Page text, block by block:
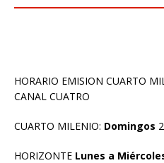
HORARIO EMISION CUARTO
CANAL CUATRO
CUARTO MILENIO: Domingos
HORIZONTE Lunes a